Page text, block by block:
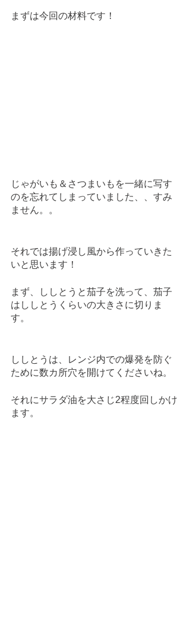
まずは今回の材料です！
じゃがいも＆さつまいもを一緒に写す
のを忘れてしまっていました、、すみ
ません。。
それでは揚げ浸し風から作っていきた
いと思います！
まず、ししとうと茄子を洗って、茄子
はししとうくらいの大きさに切りま
す。
ししとうは、レンジ内での爆発を防ぐ
ために数カ所穴を開けてくださいね。
それにサラダ油を大さじ2程度回しかけ
ます。